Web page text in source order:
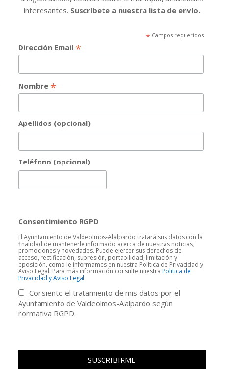
interesantes. Suscríbete a nuestra lista de envío.
* Campos requeridos
Dirección Email *
Nombre *
Apellidos (opcional)
Teléfono (opcional)
Consentimiento RGPD
El Ayuntamiento de Valdeolmos-Alalpardo tratará sus datos con la
finalidad de mantenerle informado acerca de nuestras noticias,
promociones y novedades. Puede ejercer sus derechos de
acceso, rectificación, supresión, portabilidad, limitación y
oposición, como le informamos en nuestra Política de Privacidad y
Aviso Legal. Para más información consulte nuestraPolitica de
Privacidad y Aviso Legal
Consiento el tratamiento de mis datos por el
Ayuntamiento de Valdeolmos-Alalpardo según
normativa RGPD.